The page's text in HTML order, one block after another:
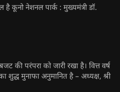
है कूनो नेशनल पार्क : मुख्यमंत्री डॉ.
की परंपरा को जारी रखा है। वित्त वर्ष
मुनाफा अनुमानित है – अध्यक्ष, श्री